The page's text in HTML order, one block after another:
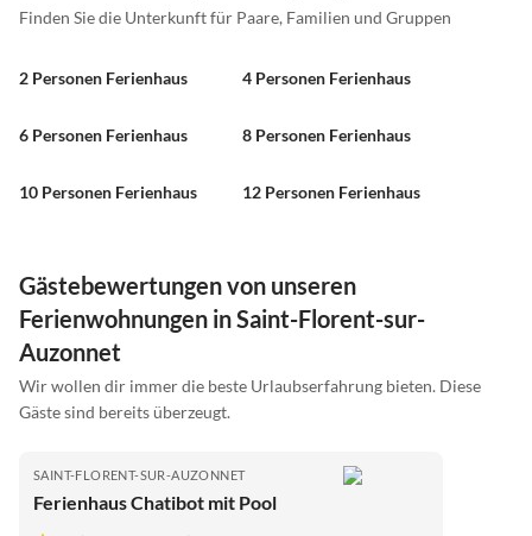
Finden Sie die Unterkunft für Paare, Familien und Gruppen
2 Personen Ferienhaus 4 Personen Ferienhaus
6 Personen Ferienhaus 8 Personen Ferienhaus
10 Personen Ferienhaus 12 Personen Ferienhaus
Gästebewertungen von unseren
Ferienwohnungen in Saint-Florent-sur-
Auzonnet
Wir wollen dir immer die beste Urlaubserfahrung bieten. Diese
Gäste sind bereits überzeugt.
SAINT-FLORENT-SUR-AUZONNET
Ferienhaus Chatibot mit Pool